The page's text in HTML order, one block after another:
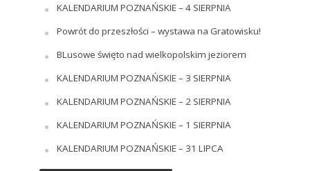
KALENDARIUM POZNAŃSKIE – 4 SIERPNIA
Powrót do przeszłości – wystawa na Gratowisku!
BLusowe święto nad wielkopolskim jeziorem
KALENDARIUM POZNAŃSKIE – 3 SIERPNIA
KALENDARIUM POZNAŃSKIE – 2 SIERPNIA
KALENDARIUM POZNAŃSKIE – 1 SIERPNIA
KALENDARIUM POZNAŃSKIE – 31 LIPCA